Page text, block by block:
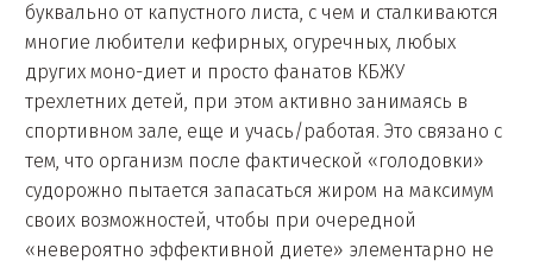
буквально от капустного листа, с чем и сталкиваются
многие любители кефирных, огуречных, любых
других моно-диет и просто фанатов КБЖУ
трехлетних детей, при этом активно занимаясь в
спортивном зале, еще и учась/работая. Это связано с
тем, что организм после фактической «голодовки»
судорожно пытается запасаться жиром на максимум
своих возможностей, чтобы при очередной
«невероятно эффективной диете» элементарно не